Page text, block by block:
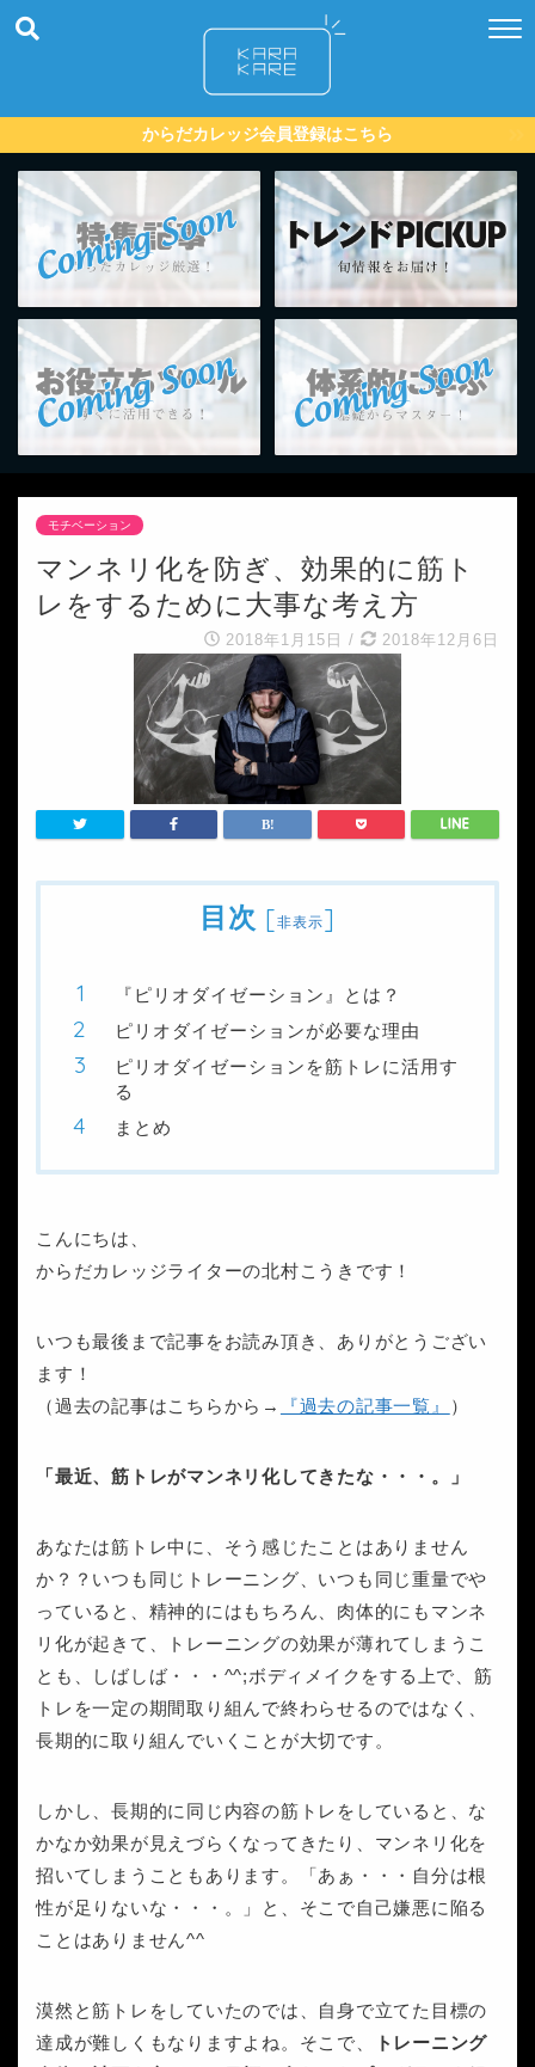
からだカレッジ会員登録はこちら
モチベーション
マンネリ化を防ぎ、効果的に筋ト
レをするために大事な考え方
2018年1月15日 / 2018年12月6日
目次 [非表示]
『ピリオダイゼーション』とは？
ピリオダイゼーションが必要な理由
ピリオダイゼーションを筋トレに活用す
る
まとめ
こんにちは、
からだカレッジライターの北村こうきです！
いつも最後まで記事をお読み頂き、ありがとうござい
ます！
（過去の記事はこちらから→
『過去の記事一覧』 ）
「最近、筋トレがマンネリ化してきたな・・・。」
あなたは筋トレ中に、そう感じたことはありません
か？？いつも同じトレーニング、いつも同じ重量でや
っていると、精神的にはもちろん、肉体的にもマンネ
リ化が起きて、トレーニングの効果が薄れてしまうこ
とも、しばしば・・・^^;ボディメイクをする上で、筋
トレを一定の期間取り組んで終わらせるのではなく、
長期的に取り組んでいくことが大切です。
しかし、長期的に同じ内容の筋トレをしていると、な
かなか効果が見えづらくなってきたり、マンネリ化を
招いてしまうこともあります。「あぁ・・・自分は根
性が足りないな・・・。」と、そこで自己嫌悪に陥る
ことはありません^^
漠然と筋トレをしていたのでは、自身で立てた目標の
達成が難しくもなりますよね。そこで、
トレーニング